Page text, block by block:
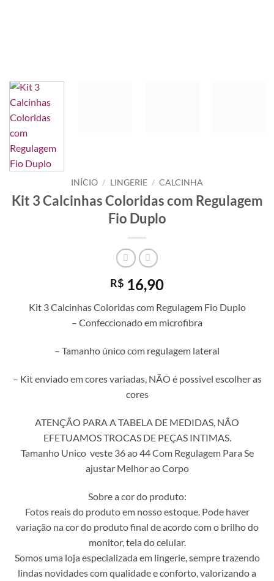
INÍCIO / LINGERIE / CALCINHA
Kit 3 Calcinhas Coloridas com Regulagem
Fio Duplo
R$ 16,90
Kit 3 Calcinhas Coloridas com Regulagem Fio Duplo
– Confeccionado em microfibra
– Tamanho único com regulagem lateral
– Kit enviado em cores variadas, NÃO é possivel escolher as
cores
ATENÇÃO PARA A TABELA DE MEDIDAS, NÃO
EFETUAMOS TROCAS DE PEÇAS INTIMAS.
Tamanho Unico veste 36 ao 44 Com Regulagem Para Se
ajustar Melhor ao Corpo
Sobre a cor do produto:
Fotos reais do produto em nosso estoque. Pode haver
variação na cor do produto final de acordo com o brilho do
monitor, tela do celular.
Somos uma loja especializada em lingerie, sempre trazendo
lindas novidades com qualidade e conforto, valorizando a